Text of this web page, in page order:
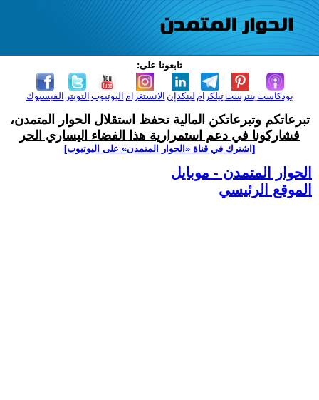
تابعونا على:
الفيسبوك التويتر اليوتيوب الانستغرام لينكدإن تيلكرامبنترست بودكاست
تبرعاتكم وتبرعاتكن المالية تحفظ استقلال الحوار المتمدن،
فشاركونا في دعم استمرارية هذا الفضاء اليساري الحر
[اشترك في قناة ‫«الحوار المتمدن» على اليوتيوب]
الحوار المتمدن - موبايل
الموقع الرئيسي